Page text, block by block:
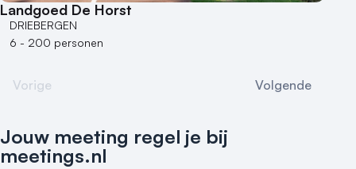
Landgoed De Horst
DRIEBERGEN
6 - 200 personen
Vorige Volgende
Jouw meeting regel je bij
meetings.nl